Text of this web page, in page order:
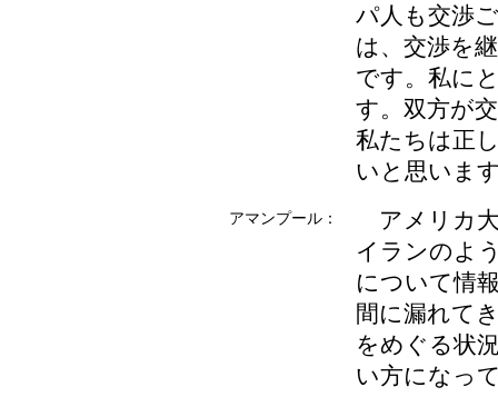
パ人も交渉
は、交渉を
です。私に
す。双方が
私たちは正
いと思いま
アマンプール：
アメリカ
イランのよ
について情
間に漏れて
をめぐる状
い方になっ